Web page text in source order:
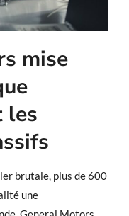
mise
les
brutale, plus de 600
une